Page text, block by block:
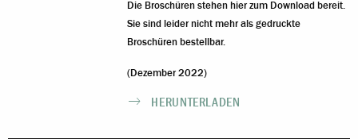
Die Broschüren stehen hier zum Download bereit.
Sie sind leider nicht mehr als gedruckte
Broschüren bestellbar.
(Dezember 2022)
HERUNTERLADEN